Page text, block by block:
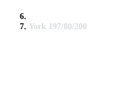
York 197/80/200